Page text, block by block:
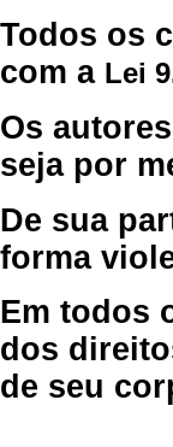
Todos os
com a Lei
Os
seja por
De sua
forma
Em todos
dos
de seu